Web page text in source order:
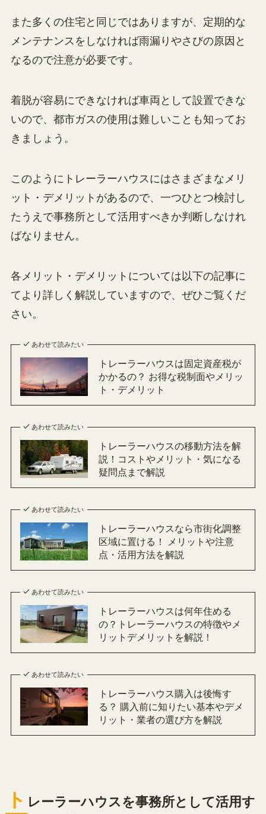
また多くの住宅と同じではありますが、定期的な
メンテナンスをしなければ雨漏りやさびの原因と
なるので注意が必要です。
着脱が容易にできなければ車両として設置できな
いので、都市ガスの使用は難しいことも知ってお
きましょう。
このようにトレーラーハウスにはさまざまなメリ
ット・デメリットがあるので、一つひとつ検討し
たうえで事務所として活用すべきか判断しなけれ
ばなりません。
各メリット・デメリットについては以下の記事に
てより詳しく解説していますので、ぜひご覧くだ
さい。
あわせて読みたい
トレーラーハウスは固定資産税が
かかるの？ お得な税制面やメリッ
ト・デメリット
あわせて読みたい
トレーラーハウスの移動方法を解
説！コストやメリット・気になる
疑問点まで解説
あわせて読みたい
トレーラーハウスなら市街化調整
区域に置ける！ メリットや注意
点・活用方法を解説
あわせて読みたい
トレーラーハウスは何年住める
の？トレーラーハウスの特徴やメ
リットデメリットを解説！
あわせて読みたい
トレーラーハウス購入は後悔す
る？ 購入前に知りたい基本やデメ
リット・業者の選び方を解説
ト レーラーハウスを事務所として活用す